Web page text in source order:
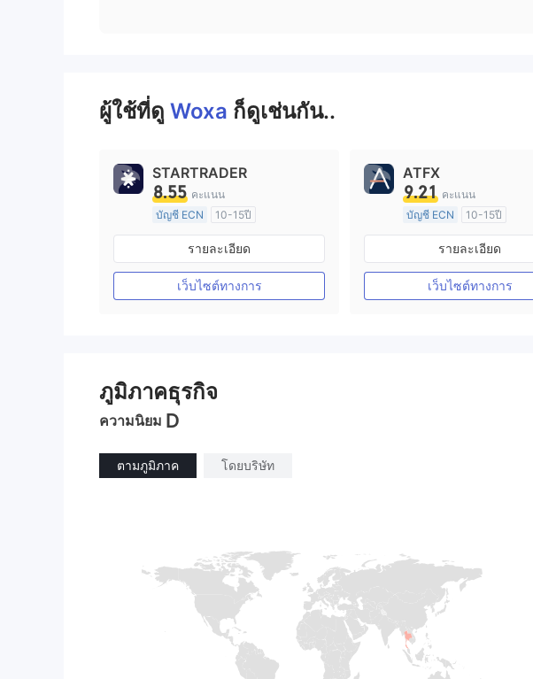
ผู้ใช้ที่ดู Woxa ก็ดูเช่นกัน..
STARTRADER
8.55 คะแนน
บัญชี ECN
10-15ปี
การกำกับดูแล ออสเตรเลีย
ใบอนุญาต MT4 แบบเต็ม
รายละเอียด
เว็บไซต์ทางการ
ATFX
9.21 คะแนน
บัญชี ECN
10-15ปี
การกำกับดูแล ออสเตรเลีย
ใบอนุญาต MT4 แบบเต็ม
รายละเอียด
เว็บไซต์ทางการ
ภูมิภาคธุรกิจ
ความนิยม D
ตามภูมิภาค โดยบริษัท